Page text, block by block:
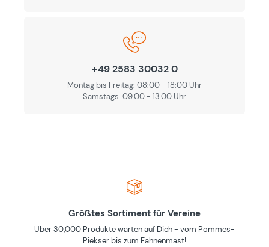
+49 2583 30032 0
Montag bis Freitag: 08:00 - 18:00 Uhr
Samstags: 09.00 - 13.00 Uhr
Größtes Sortiment für Vereine
Über 30,000 Produkte warten auf Dich - vom Pommes-
Piekser bis zum Fahnenmast!